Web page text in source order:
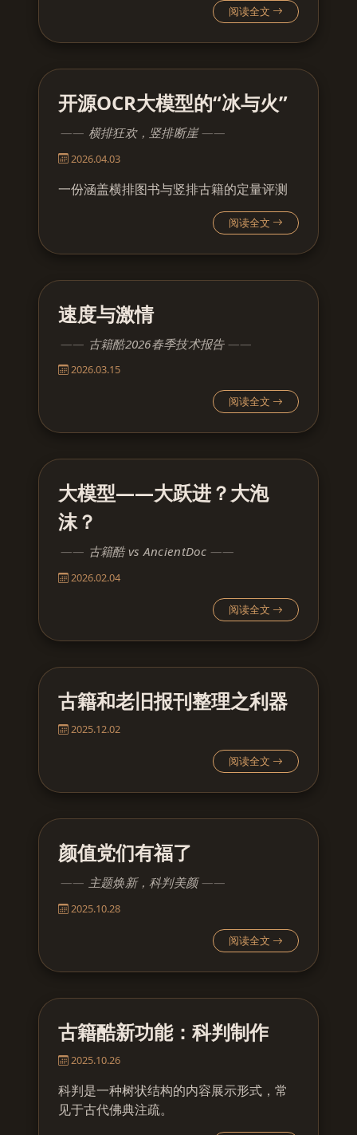
阅读全文
开源OCR大模型的“冰与火”
横排狂欢，竖排断崖
2026.04.03
一份涵盖横排图书与竖排古籍的定量评测
阅读全文
速度与激情
古籍酷2026春季技术报告
2026.03.15
阅读全文
大模型——大跃进？大泡
沫？
古籍酷 vs AncientDoc
2026.02.04
阅读全文
古籍和老旧报刊整理之利器
2025.12.02
阅读全文
颜值党们有福了
主题焕新，科判美颜
2025.10.28
阅读全文
古籍酷新功能：科判制作
2025.10.26
科判是一种树状结构的内容展示形式，常
见于古代佛典注疏。